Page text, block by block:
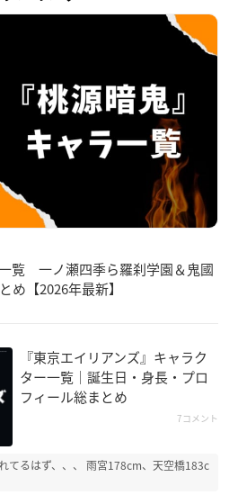
一覧 一ノ瀬四季ら羅刹学園＆鬼國
め【2026年最新】
『東京エイリアンズ』キャラク
ター一覧｜誕生日・身長・プロ
フィール総まとめ
7コメント
てるはず、、、 雨宮178cm、天空橋183c